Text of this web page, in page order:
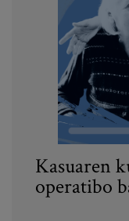
Egizu lan gurekin
Salaketa-kanala
Kasuaren
operatibo